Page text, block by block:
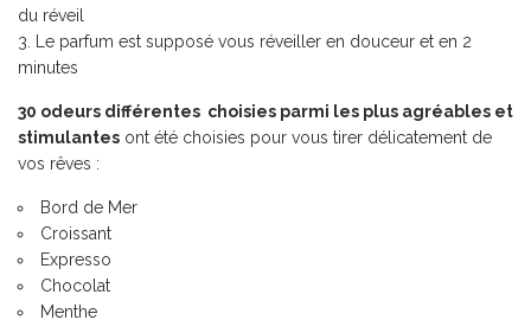
du réveil
Le parfum est supposé vous réveiller en douceur et en 2
minutes
30 odeurs différentes choisies parmi les plus agréables et
stimulantes ont été choisies pour vous tirer délicatement de
vos rêves :
Bord de Mer
Croissant
Expresso
Chocolat
Menthe